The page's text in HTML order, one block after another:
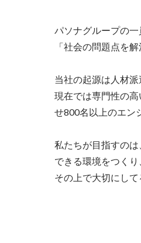
パソナグループの一
「社会の問題点を
当社の起源は人材派
現在では専門性の
せ800名以上のエン
私たちが目指すの
できる環境をつくり